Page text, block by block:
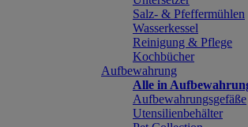
Salz- & Pfeffermühlen
Wasserkessel
Reinigung & Pflege
Kochbücher
Aufbewahrung
Alle in
Aufbewahrungsgefäße
Utensilienbehälter